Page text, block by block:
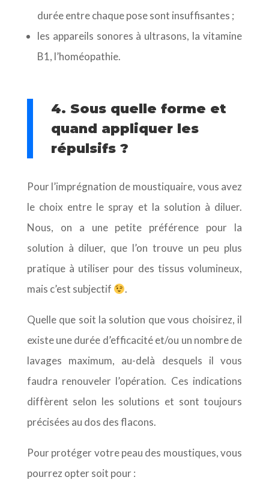
durée entre chaque pose sont insuffisantes ;
les appareils sonores à ultrasons, la vitamine
B1, l’homéopathie.
4. Sous quelle forme et
quand appliquer les
répulsifs ?
Pour l’imprégnation de moustiquaire, vous avez
le choix entre le spray et la solution à diluer.
Nous, on a une petite préférence pour la
solution à diluer, que l’on trouve un peu plus
pratique à utiliser pour des tissus volumineux,
mais c’est subjectif
.
Quelle que soit la solution que vous choisirez, il
existe une durée d’efficacité et/ou un nombre de
lavages maximum, au-delà desquels il vous
faudra renouveler l’opération. Ces indications
diffèrent selon les solutions et sont toujours
précisées au dos des flacons.
Pour protéger votre peau des moustiques, vous
pourrez opter soit pour :